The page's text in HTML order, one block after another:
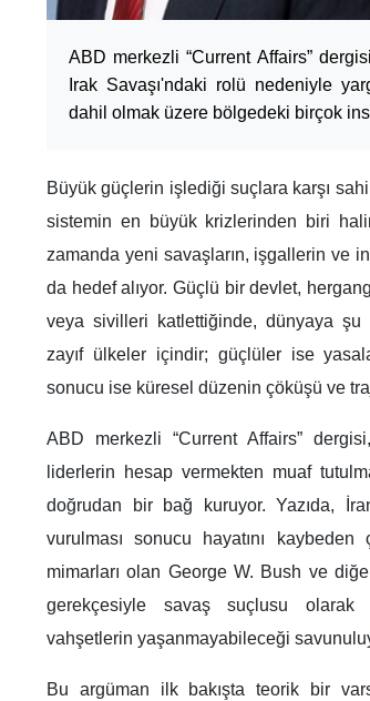
ABD merkezli “Current Affairs”
Irak Savaşı'ndaki rolü nedeniyle
dahil olmak üzere bölgedeki birçok
Büyük güçlerin işlediği suçlara karşı
sistemin en büyük krizlerinden biri
zamanda yeni savaşların, işgallerin ve
da hedef alıyor. Güçlü bir devlet,
veya sivilleri katlettiğinde, dünyaya şu
zayıf ülkeler içindir; güçlüler ise
sonucu ise küresel düzenin çöküşü ve
ABD merkezli “Current Affairs”
liderlerin hesap vermekten muaf
doğrudan bir bağ kuruyor. Yazıda,
vurulması sonucu hayatını kaybeden
mimarları olan George W. Bush ve
gerekçesiyle savaş suçlusu olarak
vahşetlerin yaşanmayabileceği
Bu argüman ilk bakışta teorik bir